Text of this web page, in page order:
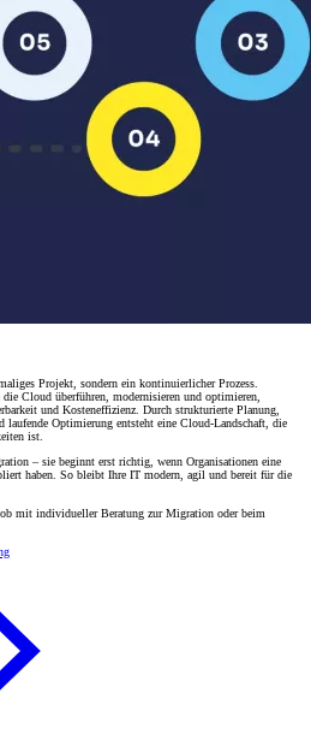
Projekt, sondern ein kontinuierlicher Prozess.
Cloud überführen, modernisieren und optimieren,
und Kosteneffizienz. Durch strukturierte Planung,
laufende Optimierung entsteht eine Cloud-Landschaft, die
ist.
– sie beginnt erst richtig, wenn Organisationen eine
haben. So bleibt Ihre IT modern, agil und bereit für die
mit individueller Beratung zur Migration oder beim